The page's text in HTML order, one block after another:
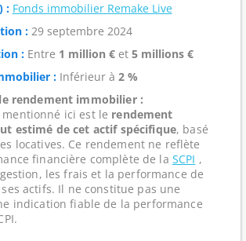
: Fonds immobilier Remake Live
:29 septembre 2024
:Entre 1 million €et 5 millions €
:Inférieur à 2 %
rendement immobilier :
ici est le rendement
estimé de cet actif spécifique, basé
locatives. Ce rendement ne reflète
financière complète de la SCPI ,
les frais et la performance de
ses actifs. Il ne constitue pas une
indication fiable de la performance